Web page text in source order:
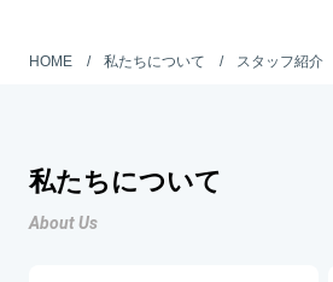
HOME 私たちについて スタッフ紹介
私たちについて
About Us